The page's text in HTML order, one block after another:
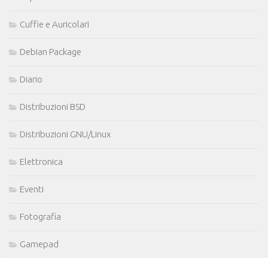
Cuffie e Auricolari
Debian Package
Diario
Distribuzioni BSD
Distribuzioni GNU/Linux
Elettronica
Eventi
Fotografia
Gamepad